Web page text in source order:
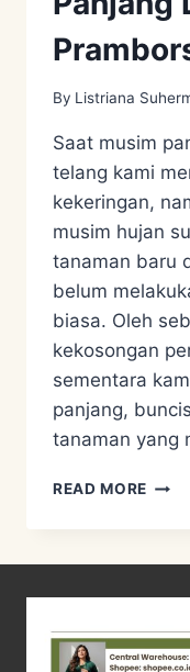
By Listriana
Saat musim
telang kami
kekeringan,
musim hujan
tanaman baru
belum
biasa. Oleh
kekosongan
sementara
panjang,
tanaman yang
READ MORE RESEP